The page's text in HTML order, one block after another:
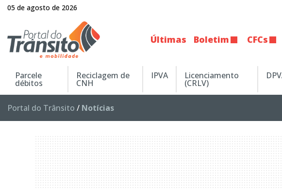
05 de agosto de 2026
Últimas Boletim CFCs
Parcele
débitos
Reciclagem de
CNH
IPVA Licenciamento
(CRLV)
Portal do Trânsito / Notícias